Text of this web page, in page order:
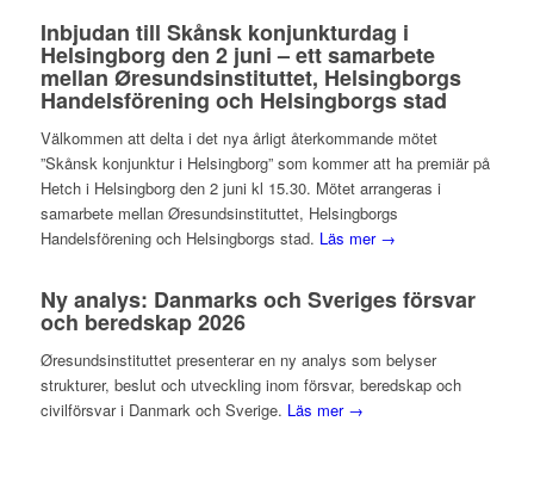
Inbjudan till Skånsk konjunkturdag i
Helsingborg den 2 juni – ett samarbete
mellan Øresundsinstituttet, Helsingborgs
Handelsförening och Helsingborgs stad
Välkommen att delta i det nya årligt återkommande mötet
”Skånsk konjunktur i Helsingborg” som kommer att ha premiär på
Hetch i Helsingborg den 2 juni kl 15.30. Mötet arrangeras i
samarbete mellan Øresundsinstituttet, Helsingborgs
Handelsförening och Helsingborgs stad. Läs mer →
Ny analys: Danmarks och Sveriges försvar
och beredskap 2026
Øresundsinstituttet presenterar en ny analys som belyser
strukturer, beslut och utveckling inom försvar, beredskap och
civilförsvar i Danmark och Sverige. Läs mer →